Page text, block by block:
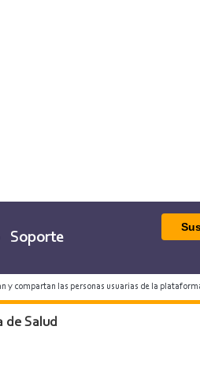
Soporte
y compartan las personas usuarias de la
de Salud